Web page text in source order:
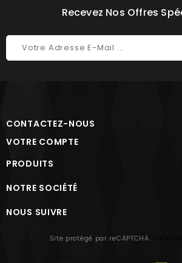
Recevez Nos Offres
CONTACTEZ-NOUS
VOTRE COMPTE
PRODUITS
NOTRE SOCIÉTÉ
NOUS SUIVRE
Site protégé par reCAPTCHA.